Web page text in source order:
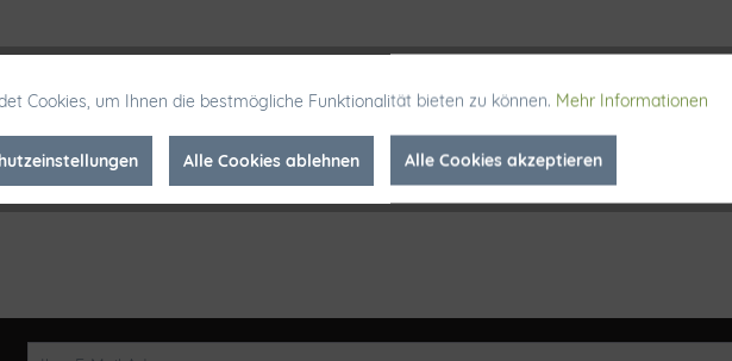
Aktiv
Inaktiv
Cookies, um Ihnen die bestmögliche Funktionalität bieten zu können. Mehr Informationen
Alle Cookies ablehnen Alle Cookies akzeptieren